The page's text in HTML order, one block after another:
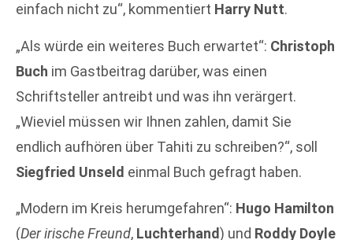
einfach nicht zu“, kommentiert Harry Nutt.
„Als würde ein weiteres Buch erwartet“: Christoph
Buch im Gastbeitrag darüber, was einen
Schriftsteller antreibt und was ihn verärgert.
„Wieviel müssen wir Ihnen zahlen, damit Sie
endlich aufhören über Tahiti zu schreiben?“, soll
Siegfried Unseld einmal Buch gefragt haben.
„Modern im Kreis herumgefahren“: Hugo Hamilton
(Der irische Freund, Luchterhand) und Roddy Doyle